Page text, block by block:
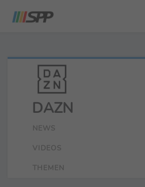
DAZN
NEWS
VIDEOS
THEMEN